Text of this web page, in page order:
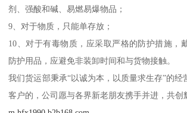
剂、强酸和碱、易燃易爆物品；
9、对于物质，只能单存放；
10、对于有毒物质，应采取严格的防护措施，
防护用品，应避免非装卸时间和与货物接触。
我们货运部秉承“以诚为本，以质量求生存”的经
客户的，公司愿与各界新老朋友携手并进，共创